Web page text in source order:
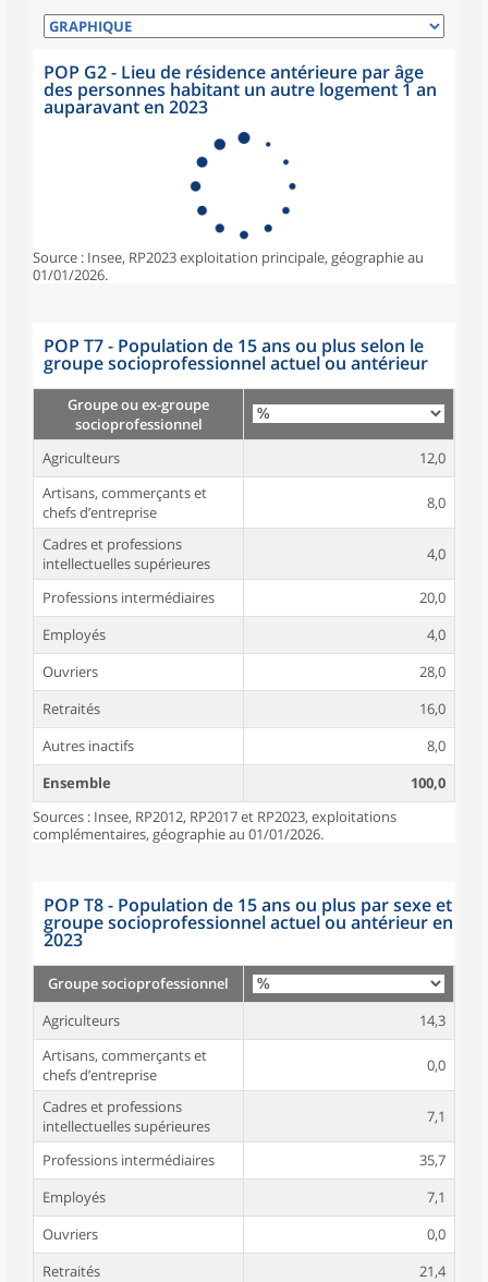
POP G2 - Lieu de résidence antérieure par âge
des personnes habitant un autre logement 1 an
auparavant en 2023
Source : Insee, RP2023 exploitation principale, géographie au
01/01/2026.
POP T7 - Population de 15 ans ou plus selon le
groupe socioprofessionnel actuel ou antérieur
Groupe ou ex-groupe
socioprofessionnel
Agriculteurs
12,0
Artisans, commerçants et
chefs d’entreprise
8,0
Cadres et professions
intellectuelles supérieures
4,0
Professions intermédiaires
20,0
Employés
4,0
Ouvriers
28,0
Retraités
16,0
Autres inactifs
8,0
Ensemble
100,0
Sources : Insee, RP2012, RP2017 et RP2023, exploitations
complémentaires, géographie au 01/01/2026.
POP T8 - Population de 15 ans ou plus par sexe et
groupe socioprofessionnel actuel ou antérieur en
2023
Groupe socioprofessionnel
Agriculteurs
14,3
Artisans, commerçants et
chefs d’entreprise
0,0
Cadres et professions
intellectuelles supérieures
7,1
Professions intermédiaires
35,7
Employés
7,1
Ouvriers
0,0
Retraités
21,4